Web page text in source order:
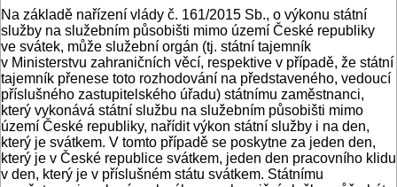
Na základě nařízení vlády č. 161/2015 Sb., o výkonu státní
služby na služebním působišti mimo území České republiky
ve svátek, může služební orgán (tj. státní tajemník
v Ministerstvu zahraničních věcí, respektive v případě, že státní
tajemník přenese toto rozhodování na představeného, vedoucí
příslušného zastupitelského úřadu) státnímu zaměstnanci,
který vykonává státní službu na služebním působišti mimo
území České republiky, nařídit výkon státní služby i na den,
který je svátkem. V tomto případě se poskytne za jeden den,
který je v České republice svátkem, jeden den pracovního klidu
v den, který je v příslušném státu svátkem. Státnímu